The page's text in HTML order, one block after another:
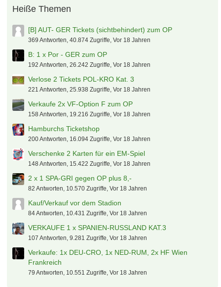
Heiße Themen
[B] AUT- GER Tickets (sichtbehindert) zum OP
369 Antworten, 40.874 Zugriffe, Vor 18 Jahren
B: 1 x Por - GER zum OP
192 Antworten, 26.242 Zugriffe, Vor 18 Jahren
Verlose 2 Tickets POL-KRO Kat. 3
221 Antworten, 25.938 Zugriffe, Vor 18 Jahren
Verkaufe 2x VF-Option F zum OP
158 Antworten, 19.216 Zugriffe, Vor 18 Jahren
Hamburchs Ticketshop
200 Antworten, 16.094 Zugriffe, Vor 18 Jahren
Verschenke 2 Karten für ein EM-Spiel
148 Antworten, 15.422 Zugriffe, Vor 18 Jahren
2 x 1 SPA-GRI gegen OP plus 8,-
82 Antworten, 10.570 Zugriffe, Vor 18 Jahren
Kauf/Verkauf vor dem Stadion
84 Antworten, 10.431 Zugriffe, Vor 18 Jahren
VERKAUFE 1 x SPANIEN-RUSSLAND KAT.3
107 Antworten, 9.281 Zugriffe, Vor 18 Jahren
Verkaufe: 1x DEU-CRO, 1x NED-RUM, 2x HF Wien
Frankreich
79 Antworten, 10.551 Zugriffe, Vor 18 Jahren